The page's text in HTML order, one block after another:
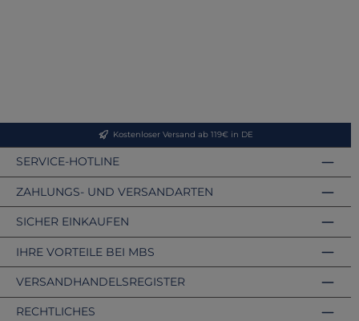
Kostenloser Versand ab 119€ in DE
SERVICE-HOTLINE
ZAHLUNGS- UND VERSANDARTEN
VERSANDHANDELSREGISTER
SICHER EINKAUFEN
IHRE VORTEILE BEI MBS
RECHTLICHES